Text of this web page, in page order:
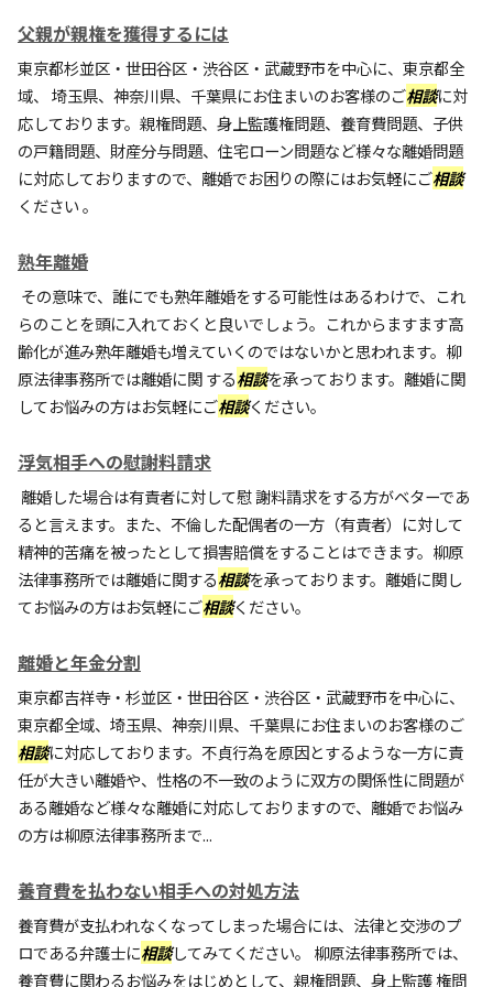
父親が親権を獲得するには
東京都杉並区・世田谷区・渋谷区・武蔵野市を中心に、東京都全
域、 埼玉県、神奈川県、千葉県にお住まいのお客様のご相談に対
応しております。親権問題、身上監護権問題、養育費問題、子供
の戸籍問題、財産分与問題、住宅ローン問題など様々な離婚問題
に対応しておりますので、離婚でお困りの際にはお気軽にご相談
ください 。
熟年離婚
その意味で、誰にでも熟年離婚をする可能性はあるわけで、これ
らのことを頭に入れておくと良いでしょう。これからますます高
齢化が進み熟年離婚も増えていくのではないかと思われます。柳
原法律事務所では離婚に関 する相談を承っております。離婚に関
してお悩みの方はお気軽にご相談ください。
浮気相手への慰謝料請求
離婚した場合は有責者に対して慰 謝料請求をする方がベターであ
ると言えます。また、不倫した配偶者の一方（有責者）に対して
精神的苦痛を被ったとして損害賠償をすることはできます。柳原
法律事務所では離婚に関する相談を承っております。離婚に関し
てお悩みの方はお気軽にご相談ください。
離婚と年金分割
東京都吉祥寺・杉並区・世田谷区・渋谷区・武蔵野市を中心に、
東京都全域、埼玉県、神奈川県、千葉県にお住まいのお客様のご
相談に対応しております。不貞行為を原因とするような一方に責
任が大きい離婚や、性格の不一致のように双方の関係性に問題が
ある離婚など様々な離婚に対応しておりますので、離婚でお悩み
の方は柳原法律事務所まで...
養育費を払わない相手への対処方法
養育費が支払われなくなってしまった場合には、法律と交渉のプ
ロである弁護士に相談してみてください。 柳原法律事務所では、
養育費に関わるお悩みをはじめとして、親権問題、身上監護 権問